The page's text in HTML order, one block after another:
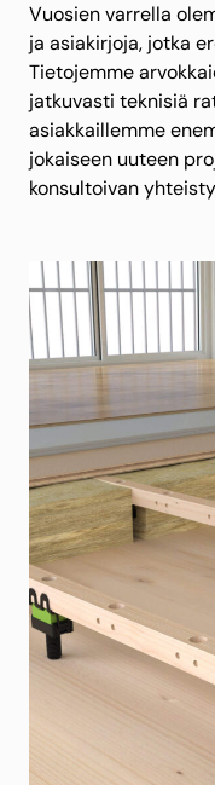
Vuosien varrella
ja asiakirjoja, jotka
Tietojemme
jatkuvasti teknisiä
asiakkaillemme
jokaiseen uuteen
konsultoivan